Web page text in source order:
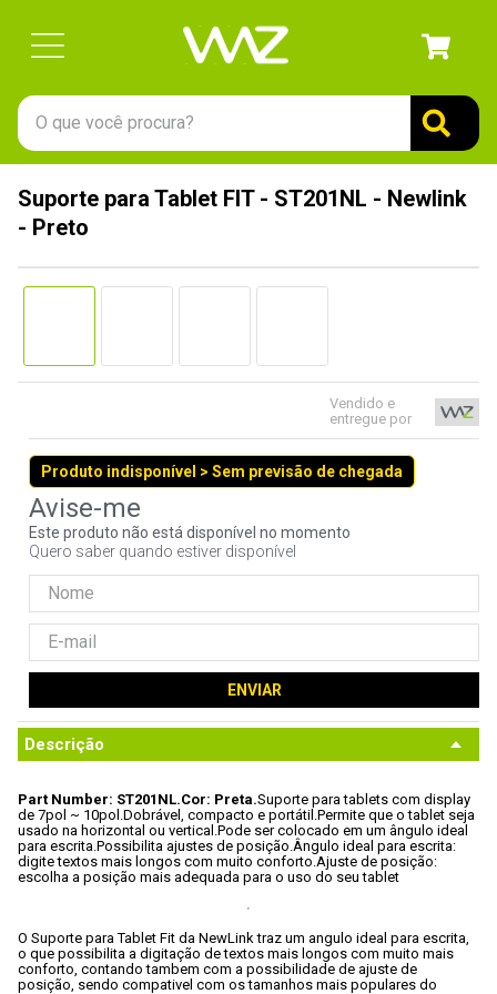
O que você procura?
Suporte para Tablet FIT - ST201NL - Newlink
- Preto
Vendido e
entregue por
Produto indisponível > Sem previsão de chegada
Este produto não está disponível no momento
Quero saber quando estiver disponível
ENVIAR
Descrição
Part Number: ST201NL.Cor: Preta.Suporte para tablets com display
de 7pol ~ 10pol.Dobrável, compacto e portátil.Permite que o tablet seja
usado na horizontal ou vertical.Pode ser colocado em um ângulo ideal
para escrita.Possibilita ajustes de posição.Ângulo ideal para escrita:
digite textos mais longos com muito conforto.Ajuste de posição:
escolha a posição mais adequada para o uso do seu tablet
O Suporte para Tablet Fit da NewLink traz um angulo ideal para escrita,
o que possibilita a digitação de textos mais longos com muito mais
conforto, contando tambem com a possibilidade de ajuste de
posição, sendo compativel com os tamanhos mais populares do
1 º
gabinete
3º
teclado
5º
openbox
7º
jonsbo
8º
fractal
controle
10º hd